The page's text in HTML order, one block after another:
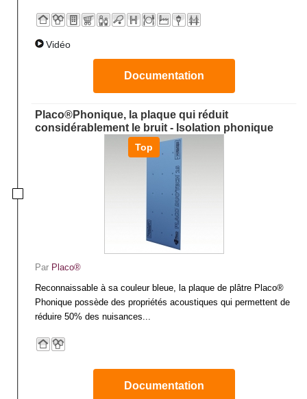
Vidéo
Documentation
Placo®Phonique, la plaque qui réduit
considérablement le bruit - Isolation phonique
Top
Par Placo®
Reconnaissable à sa couleur bleue, la plaque de plâtre Placo®
Phonique possède des propriétés acoustiques qui permettent de
réduire 50% des nuisances...
Documentation